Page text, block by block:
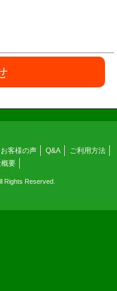
お客様の声 Q&A
ご利用方法
要
Rights Reserved.